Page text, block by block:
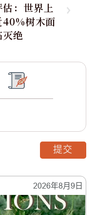
估：世界上
40%树木面
灭绝
2026年8月9日
提交